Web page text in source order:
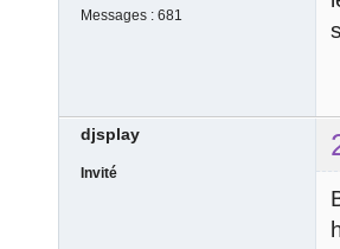
Messages : 681
djsplay
Invité